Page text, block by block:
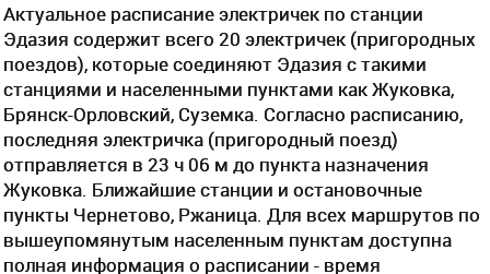
Актуальное расписание электричек по станции
Эдазия содержит всего 20 электричек (пригородных
поездов), которые соединяют Эдазия с такими
станциями и населенными пунктами как Жуковка,
Брянск-Орловский, Суземка. Согласно расписанию,
последняя электричка (пригородный поезд)
отправляется в 23 ч 06 м до пункта назначения
Жуковка. Ближайшие станции и остановочные
пункты Чернетово, Ржаница. Для всех маршрутов по
вышеупомянутым населенным пунктам доступна
полная информация о расписании - время